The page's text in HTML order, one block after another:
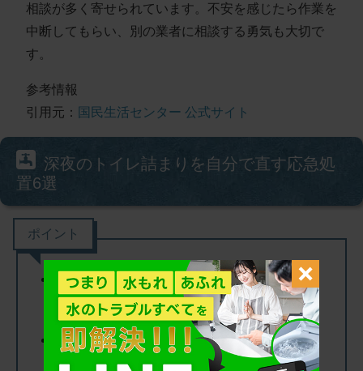
相談が多く寄せられています。 不安を感じたら作業を
中断してもらい、別の業者に相談する 勇気も大切で
す。
参考情報
引用元： 国民生活センター 公式サイト
深夜のトイレ詰まりを自分で直す応急処
置6選
ポイント
トイレットペーパーや排泄物が原因のつま
りは自力で解消できる可能性が高い
固形物（スマホ・おもちゃなど）が原因の
場合は無理に押し込まず業者に依頼する